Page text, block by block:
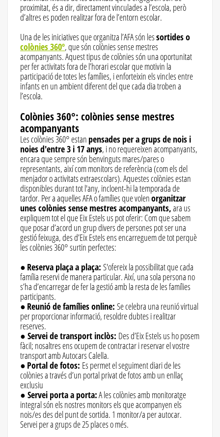
proximitat, és a dir, directament vinculades a l’escola, però
d’altres es poden realitzar fora de l’entorn escolar.
Una de les iniciatives que organitza l’AFA són lessortides o
colònies 360º, que són colònies sense mestres
acompanyants. Aquest tipus de colònies són una oportunitat
per fer activitats fora de l’horari escolar que motivin la
participació de totes les famílies, i enforteixin els vincles entre
infants en un ambient diferent del que cada dia troben a
l’escola.
Colònies 360°: colònies sense mestres
acompanyants
Les colònies 360° estan pensades per a grups de nois i
noies d'entre 3 i 17 anys, i no requereixen acompanyants,
encara que sempre són benvinguts mares/pares o
representants, així com monitors de referència (com els del
menjador o activitats extraescolars). Aquestes colònies estan
disponibles durant tot l'any, incloent-hi la temporada de
tardor. Per a aquelles AFA o famílies que volenorganitzar
unes colònies sense mestres acompanyants,ara us
expliquem tot el que Eix Estels us pot oferir: Com que sabem
que posar d’acord un grup divers de persones pot ser una
gestió feixuga, des d’Eix Estels ens encarreguem de tot perquè
les colònies 360° surtin perfectes:
● Reserva plaça a plaça: S'ofereix la possibilitat que cada
família reservi de manera particular. Així, una sola persona no
s’ha d’encarregar de fer la gestió amb la resta de les famílies
participants.
● Reunió de famílies online: Se celebra una reunió virtual
per proporcionar informació, resoldre dubtes i realitzar
reserves.
● Servei de transport inclòs: Des d’Eix Estels us ho posem
fàcil; nosaltres ens ocupem de contractar i reservar el vostre
transport amb Autocars Calella.
● Portal de fotos: Es permet el seguiment diari de les
colònies a través d’un portal privat de fotos amb un enllaç
exclusiu
● Servei porta a porta:A les colònies amb monitoratge
integral són els nostres monitors els que acompanyen els
nois/es des del punt de sortida. 1 monitor/a per autocar.
Servei per a grups de 25 places o més.